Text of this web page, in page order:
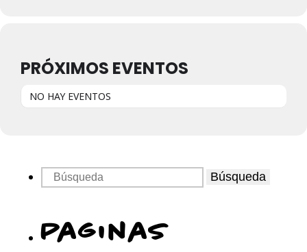
PRÓXIMOS EVENTOS
NO HAY EVENTOS
Búsqueda
Paginas